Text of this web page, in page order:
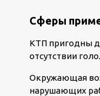
Сферы
КТП пригодны
отсутствии
Окружающая
нарушающих